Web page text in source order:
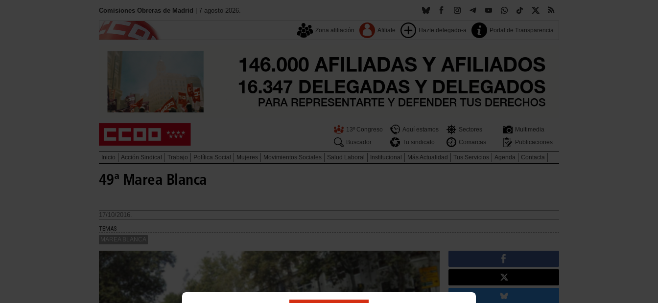
Comisiones Obreras de Madrid | 7 agosto 2026.
Zona afiliación Afiliate Hazte delegado-a Portal de Transparencia
13º Congreso Aquí estamos Sectores
Multimedia
Buscador
Tu sindicato Comarcas Publicaciones
Inicio Acción Sindical Trabajo Política Social Mujeres Movimientos Sociales Salud Laboral Institucional Más Actualidad Tus Servicios Agenda Contacta
49ª Marea Blanca
17/10/2016.
TEMAS
MAREA BLANCA